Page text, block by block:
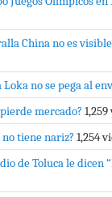
China no es
no se pega al
mercado?
tiene nariz? 1,254
de Toluca le dicen